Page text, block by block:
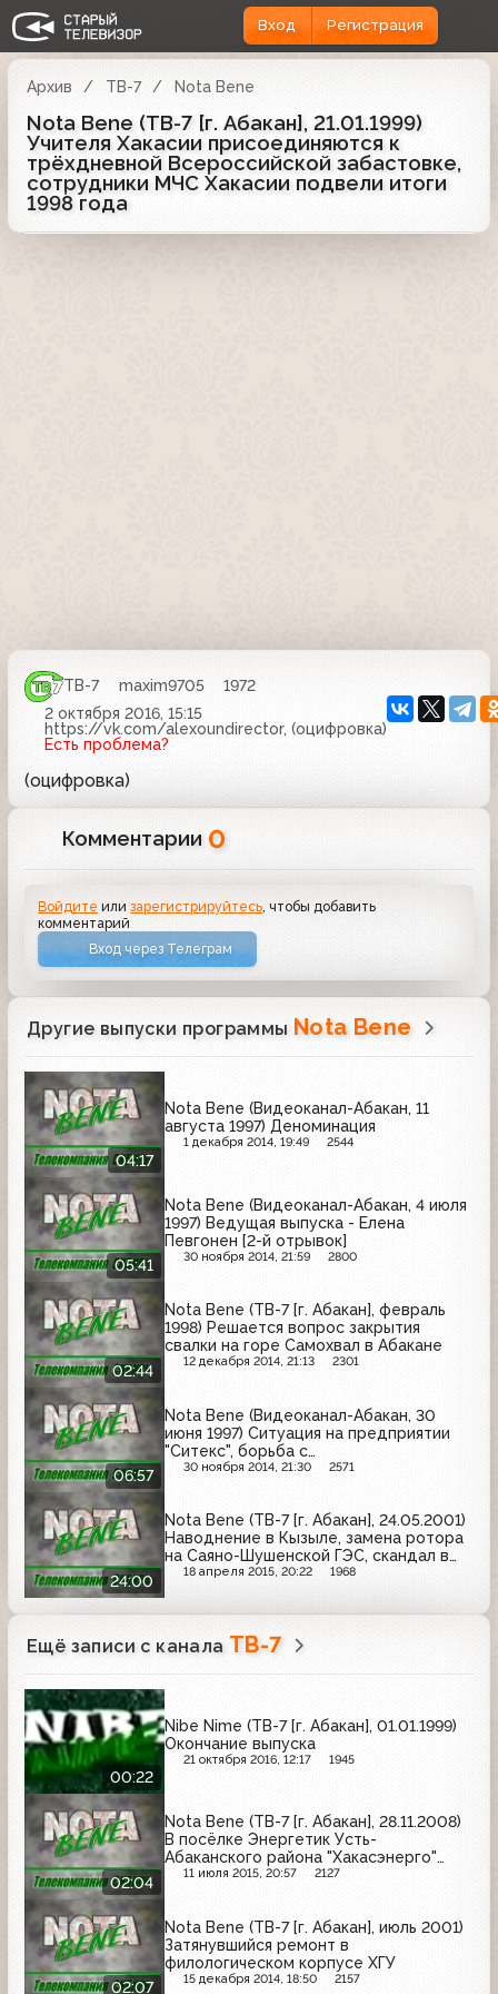
Вход Регистрация
Архив ТВ-7 Nota Bene
Nota Bene (ТВ-7 [г. Абакан], 21.01.1999)
Учителя Хакасии присоединяются к
трёхдневной Всероссийской забастовке,
сотрудники МЧС Хакасии подвели итоги
1998 года
ТВ-7 maxim9705
1972
2 октября 2016, 15:15
https://vk.com/alexoundirector, (оцифровка)
Есть проблема?
(оцифровка)
Комментарии 0
Войдите илизарегистрируйтесь , чтобы добавить
комментарий
Вход через Телеграм
Другие выпуски программы Nota Bene
04:17
Nota Bene (Видеоканал-Абакан, 11
августа 1997) Деноминация
1 декабря 2014, 19:49 2544
05:41
Nota Bene (Видеоканал-Абакан, 4 июля
1997) Ведущая выпуска - Елена
Певгонен [2-й отрывок]
30 ноября 2014, 21:59 2800
02:44
Nota Bene (ТВ-7 [г. Абакан], февраль
1998) Решается вопрос закрытия
свалки на горе Самохвал в Абакане
12 декабря 2014, 21:13 2301
06:57
Nota Bene (Видеоканал-Абакан, 30
июня 1997) Ситуация на предприятии
"Ситекс", борьба с
несанкционированной торговлей, День
30 ноября 2014, 21:30 2571
24:00
Nota Bene (ТВ-7 [г. Абакан], 24.05.2001)
Наводнение в Кызыле, замена ротора
на Саяно-Шушенской ГЭС, скандал в
МВД Хакасии, суд над Юрием
18 апреля 2015, 20:22 1968
Ещё записи с канала ТВ-7
00:22
Nibe Nime (ТВ-7 [г. Абакан], 01.01.1999)
Окончание выпуска
21 октября 2016, 12:17 1945
02:04
Nota Bene (ТВ-7 [г. Абакан], 28.11.2008)
В посёлке Энергетик Усть-
Абаканского района "Хакасэнерго"
вышло на борьбу с воровством
11 июля 2015, 20:57 2127
02:07
Nota Bene (ТВ-7 [г. Абакан], июль 2001)
Затянувшийся ремонт в
филологическом корпусе ХГУ
15 декабря 2014, 18:50 2157